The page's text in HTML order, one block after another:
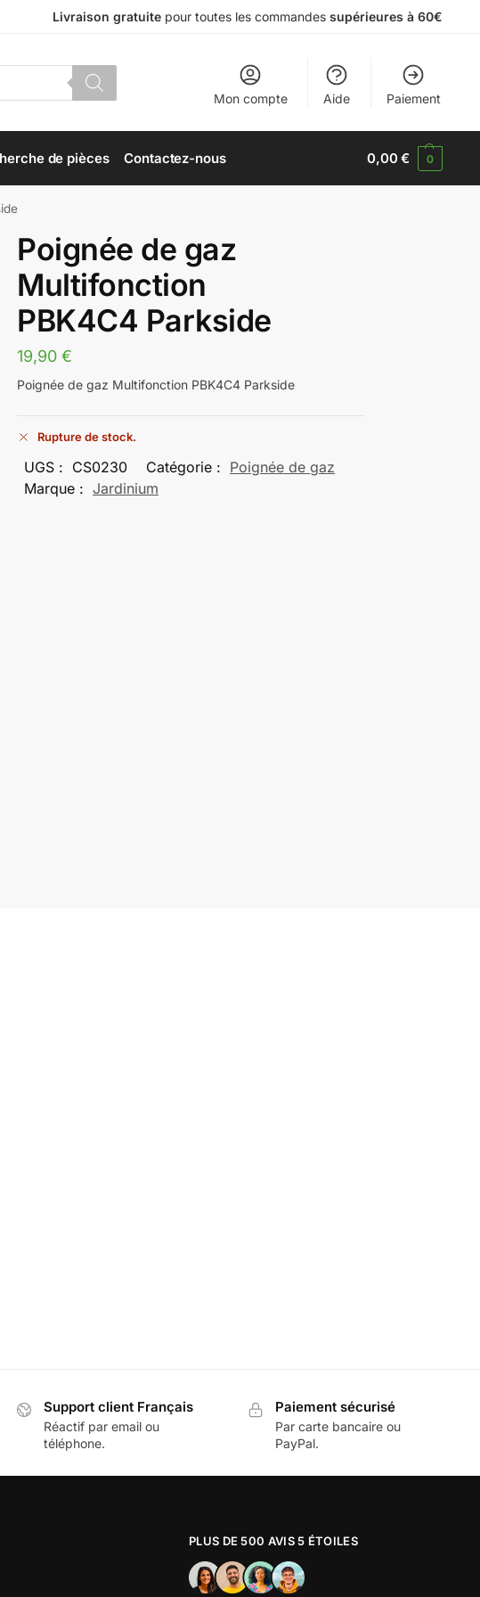
Livraison gratuite pour toutes les commandessupérieures à 60€
Mon compte Aide Paiement
de pièces Contactez-nous 0,00€ 0
Poignée de gaz
Multifonction
PBK4C4 Parkside
19,90€
Poignée de gaz Multifonction PBK4C4 Parkside
Rupture de stock.
UGS : CS0230 Catégorie : Poignée de gaz
Marque : Jardinium
Support client Français
Réactif par email ou
téléphone.
Paiement sécurisé
Par carte bancaire ou
PayPal.
PLUS DE 500 AVIS 5 ÉTOILES